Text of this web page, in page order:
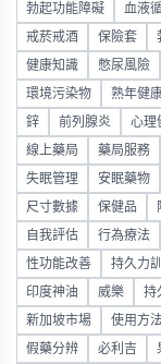
勃起功能障礙 血液
戒菸戒酒 保險套
健康知識 憋尿風險
環境污染物 熟年健
鋅 前列腺炎 心理
線上藥局 藥局服務
失眠管理 安眠藥物
尺寸數據 保健品
自我評估 行為療法
性功能改善 持久力
印度神油 威樂 持
新加坡市場 使用方
假藥分辨 必利吉